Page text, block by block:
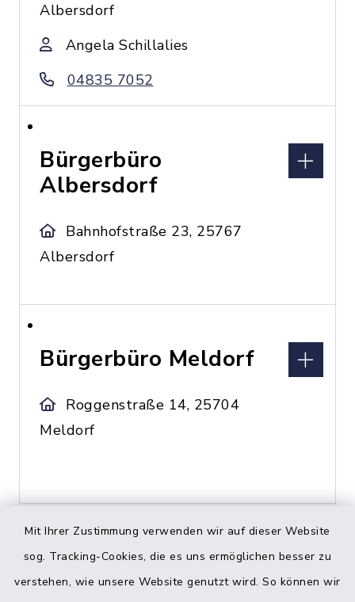
Mit Ihrer Zustimmung verwenden wir auf dieser Website
sog. Tracking-Cookies, die es uns ermöglichen besser zu
verstehen, wie unsere Website genutzt wird. So können wir
Albersdorf
Angela Schillalies
04835 7052
Bürgerbüro
Albersdorf
Bahnhofstraße 23, 25767
Albersdorf
Bürgerbüro Meldorf
Roggenstraße 14, 25704
Meldorf
C